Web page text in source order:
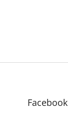
Facebook